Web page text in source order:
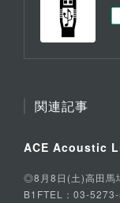
関連記事
◎8月8日(土)高田馬
B1FTEL：03-